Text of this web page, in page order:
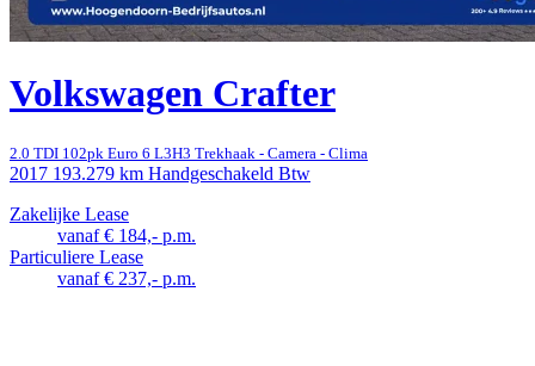
Volkswagen Crafter
2.0 TDI 102pk Euro 6 L3H3 Trekhaak - Camera - Clima
2017 193.279 km Handgeschakeld Btw
Zakelijke Lease
vanaf € 184,- p.m.
Particuliere Lease
vanaf € 237,- p.m.